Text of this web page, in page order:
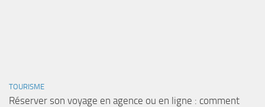
TOURISME
Réserver son voyage en agence ou en ligne : comment